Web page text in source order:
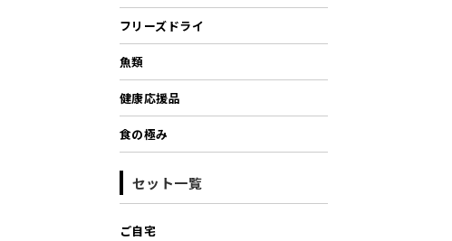
フリーズドライ
魚類
健康応援品
食の極み
セット一覧
ご自宅